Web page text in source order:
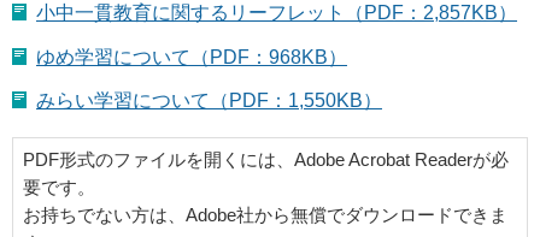
小中一貫教育に関するリーフレット（PDF：2,857KB）
ゆめ学習について（PDF：968KB）
みらい学習について（PDF：1,550KB）
PDF形式のファイルを開くには、Adobe Acrobat Readerが必
要です。
お持ちでない方は、Adobe社から無償でダウンロードできま